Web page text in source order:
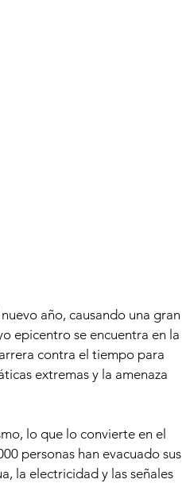
año, causando una gran
epicentro se encuentra en la
contra el tiempo para
extremas y la amenaza
lo que lo convierte en el
personas han evacuado sus
la electricidad y las señales